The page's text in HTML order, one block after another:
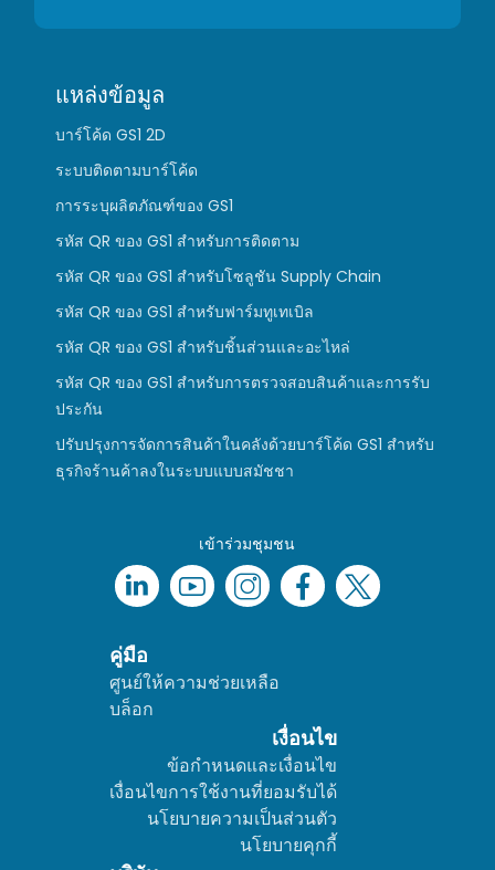
แหล่งข้อมูล
บาร์โค้ด GS1 2D
ระบบติดตามบาร์โค้ด
การระบุผลิตภัณฑ์ของ GS1
รหัส QR ของ GS1 สำหรับการติดตาม
รหัส QR ของ GS1 สำหรับโซลูชัน Supply Chain
รหัส QR ของ GS1 สำหรับฟาร์มทูเทเบิล
รหัส QR ของ GS1 สำหรับชิ้นส่วนและอะไหล่
รหัส QR ของ GS1 สำหรับการตรวจสอบสินค้าและการรับ
ประกัน
ปรับปรุงการจัดการสินค้าในคลังด้วยบาร์โค้ด GS1 สำหรับ
ธุรกิจร้านค้าลงในระบบแบบสมัชชา
เข้าร่วมชุมชน
คู่มือ
ศูนย์ให้ความช่วยเหลือ
บล็อก
เงื่อนไข
ข้อกำหนดและเงื่อนไข
เงื่อนไขการใช้งานที่ยอมรับได้
นโยบายความเป็นส่วนตัว
นโยบายคุกกี้